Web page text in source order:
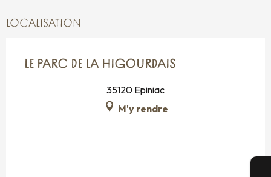
LOCALISATION
LE PARC DE LA HIGOURDAIS
35120 Epiniac
M'y rendre